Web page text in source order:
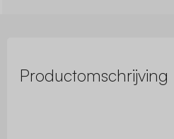
Productomschrijving